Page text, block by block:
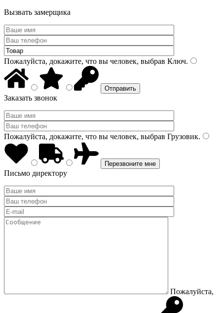
Вызвать замерщика
Пожалуйста, докажите, что вы человек, выбрав Ключ.
Заказать звонок
Пожалуйста, докажите, что вы человек, выбрав Грузовик.
Письмо директору
Пожалуйста,